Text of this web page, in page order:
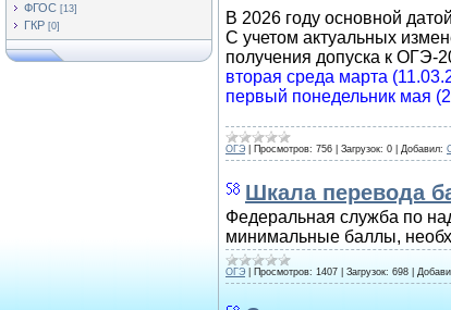
ФГОС [13]
ГКР [0] В 2026 году основной
С учетом актуальных
получения допуска к ОГЭ-
вторая среда марта
первый понедельник мая
ОГЭ Просмотров: 756 Загрузок: 0 Добавил:
Шкала перевода
Федеральная служба по
минимальные баллы,
ОГЭ Просмотров: 1407 Загрузок: 698